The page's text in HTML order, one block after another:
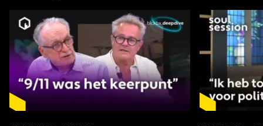
Meer informatie
Vrijdag 31 maart 2023
De onderwerpen van vandaag: